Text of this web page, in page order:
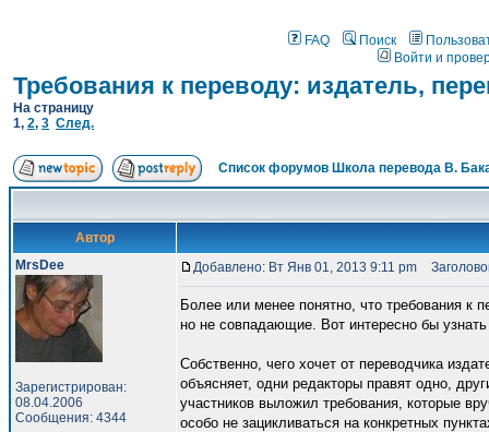
FAQ Поиск
Войти и
Требования к переводу: издатель,
На страницу
1, 2, 3 След.
Список форумов Школа перевода В.
Автор
MrsDee
Зарегистрирован:
08.04.2006
Сообщения: 4344
Добавлено: Вт Янв 01, 2013 9:11 pm
Более или менее понятно, что требования к
но не совпадающие. Вот интересно бы
Собственно, чего хочет от переводчика
объясняет, одни редакторы правят одно,
участников выложил требования, которые
особо не зацикливаться на конкретных